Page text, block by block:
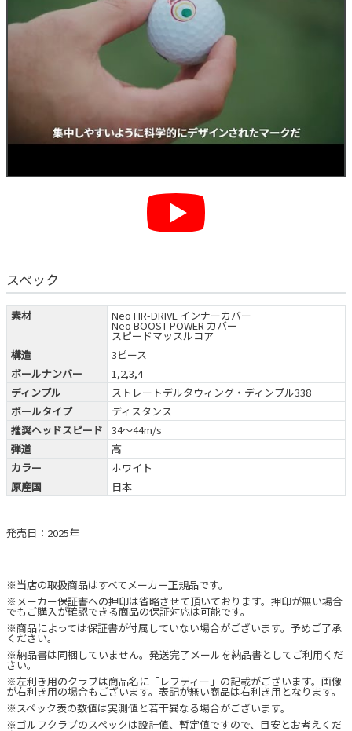
スペック
素材 Neo HR-DRIVE インナーカバー
Neo BOOST POWER カバー
スピードマッスルコア
構造
3ピース
ボールナンバー
1,2,3,4
ディンプル
ストレートデルタウィング・ディンプル338
ボールタイプ
ディスタンス
推奨ヘッドスピード
34～44m/s
弾道
高
カラー
ホワイト
原産国
日本
発売日：2025年
※当店の取扱商品はすべてメーカー正規品です。
※メーカー保証書への押印は省略させて頂いております。押印が無い場合
でもご購入が確認できる商品の保証対応は可能です。
※商品によっては保証書が付属していない場合がございます。予めご了承
ください。
※納品書は同梱していません。発送完了メールを納品書としてご利用くだ
さい。
※左利き用のクラブは商品名に「レフティー」の記載がございます。画像
が右利き用の場合もございます。表記が無い商品は右利き用となります。
※スペック表の数値は実測値と若干異なる場合がございます。
※ゴルフクラブのスペックは設計値、暫定値ですので、目安とお考えくだ